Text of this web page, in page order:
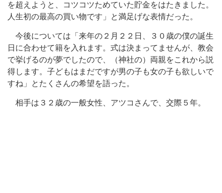
を超えようと、コツコツためていた貯金をはたきました。
人生初の最高の買い物です」と満足げな表情だった。
今後については「来年の２月２２日、３０歳の僕の誕生
日に合わせて籍を入れます。式は決まってませんが、教会
で挙げるのが夢でしたので、（神社の）両親をこれから説
得します。子どもはまだですが男の子も女の子も欲しいで
すね」とたくさんの希望を語った。
相手は３２歳の一般女性、アツコさんで、交際５年。